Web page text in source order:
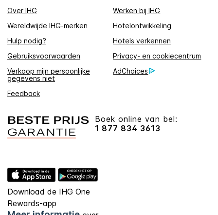
Over IHG
Werken bij IHG
Wereldwijde IHG-merken
Hotelontwikkeling
Hulp nodig?
Hotels verkennen
Gebruiksvoorwaarden
Privacy- en cookiecentrum
Verkoop mijn persoonlijke
gegevens niet
AdChoices
Feedback
Boek online van bel:
1 877 834 3613
Download de IHG One
Rewards-app